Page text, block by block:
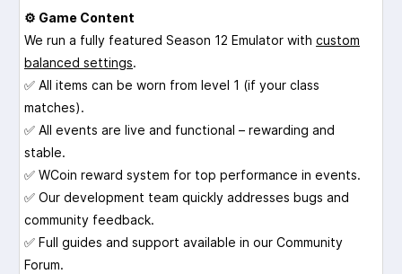
⚙️ Game Content
We run a fully featured Season 12 Emulator with custom
balanced settings.
✅ All items can be worn from level 1 (if your class
matches).
✅ All events are live and functional – rewarding and
stable.
✅ WCoin reward system for top performance in events.
✅ Our development team quickly addresses bugs and
community feedback.
✅ Full guides and support available in our Community
Forum.